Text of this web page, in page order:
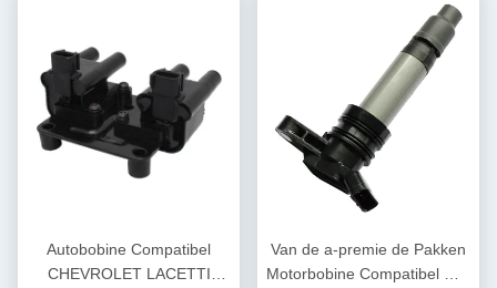
Autobobine Compatibel
CHEVROLET LACETTI
Van de a-premie de Pakken
Motorbobine Compatibel met